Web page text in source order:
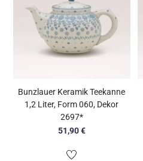
Bunzlauer Keramik Teekanne
1,2 Liter, Form 060, Dekor
2697*
51,90€